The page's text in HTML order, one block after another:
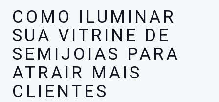
COMO ILUMINAR
SUA VITRINE DE
SEMIJOIAS PARA
ATRAIR MAIS
CLIENTES